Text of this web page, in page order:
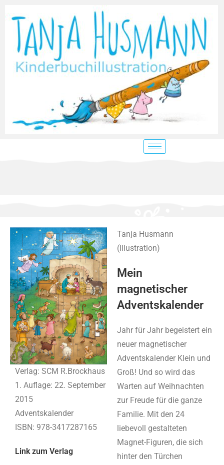
Verlag: SCM R.Brockhaus
1. Auflage: 22. September
2015
Adventskalender
ISBN: 978-3417287165
Link zum Verlag
Tanja Husmann
(Illustration)
Mein
magnetischer
Adventskalender
Jahr für Jahr begeistert ein
neuer magnetischer
Adventskalender Klein und
Groß! Und so wird das
Warten auf Weihnachten
zur Freude für die ganze
Familie. Mit den 24
liebevoll gestalteten
Magnet-Figuren, die sich
hinter den Türchen